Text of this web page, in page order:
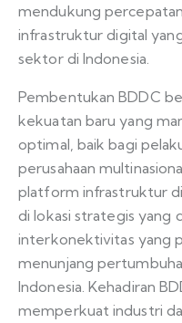
mendukung
infrastruktur digital
sektor di Indonesia.
Pembentukan BDDC
kekuatan baru yang
optimal, baik bagi
perusahaan
platform infrastruktur
di lokasi strategis yang
interkonektivitas yang
menunjang
Indonesia. Kehadiran
memperkuat industri